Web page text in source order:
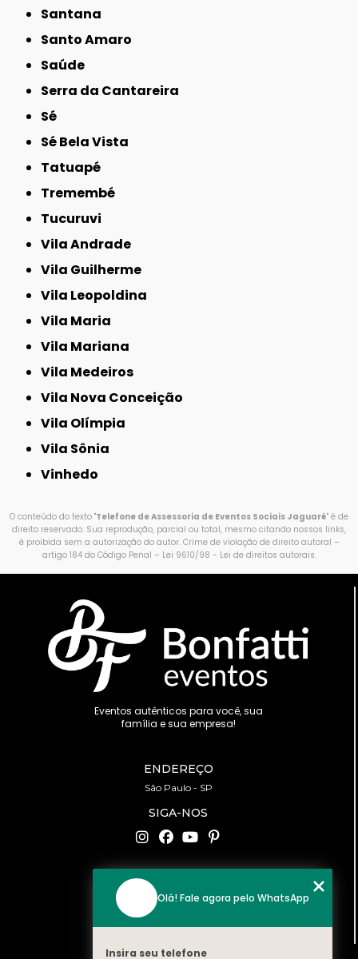
Santana
Santo Amaro
Saúde
Serra da Cantareira
Sé
Sé Bela Vista
Tatuapé
Tremembé
Tucuruvi
Vila Andrade
Vila Guilherme
Vila Leopoldina
Vila Maria
Vila Mariana
Vila Medeiros
Vila Nova Conceição
Vila Olímpia
Vila Sônia
Vinhedo
O conteúdo do texto "Telefone de Assessoria de Eventos Sociais Jaguaré" é de
direito reservado. Sua reprodução, parcial ou total, mesmo citando nossos links,
é proibida sem a autorização do autor. Crime de violação de direito autoral –
artigo 184 do Código Penal – Lei 9610/98 - Lei de direitos autorais.
Eventos autênticos para você, sua
família e sua empresa!
ENDEREÇO
São Paulo - SP
SIGA-NOS
CONTATO
(11) 94519-2422
contato@bonfattieventos.com.br
Olá! Fale agora pelo WhatsApp
Insira seu telefone